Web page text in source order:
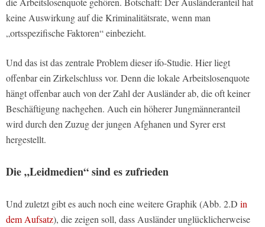
keine Auswirkung auf die Kriminalitätsrate, wenn man
„ortsspezifische Faktoren“ einbezieht.
Und das ist das zentrale Problem dieser ifo-Studie. Hier liegt
offenbar ein Zirkelschluss vor. Denn die lokale Arbeitslosenquote
hängt offenbar auch von der Zahl der Ausländer ab, die oft keiner
Beschäftigung nachgehen. Auch ein höherer Jungmänneranteil
wird durch den Zuzug der jungen Afghanen und Syrer erst
hergestellt.
Die „Leidmedien“ sind es zufrieden
Und zuletzt gibt es auch noch eine weitere Graphik (Abb. 2.D in
dem Aufsatz), die zeigen soll, dass Ausländer unglücklicherweise